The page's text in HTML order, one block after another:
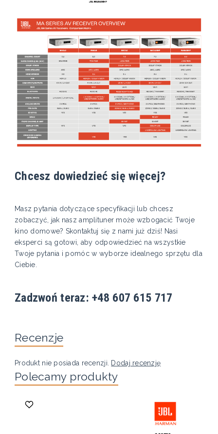
Chcesz dowiedzieć się więcej?
Masz pytania dotyczące specyfikacji lub chcesz
zobaczyć, jak nasz amplituner może wzbogacić Twoje
kino domowe? Skontaktuj się z nami już dziś! Nasi
eksperci są gotowi, aby odpowiedzieć na wszystkie
Twoje pytania i pomóc w wyborze idealnego sprzętu dla
Ciebie.
Zadzwoń teraz: +48 607 615 717
Recenzje
Produkt nie posiada recenzji. Dodaj recenzję
Polecamy produkty